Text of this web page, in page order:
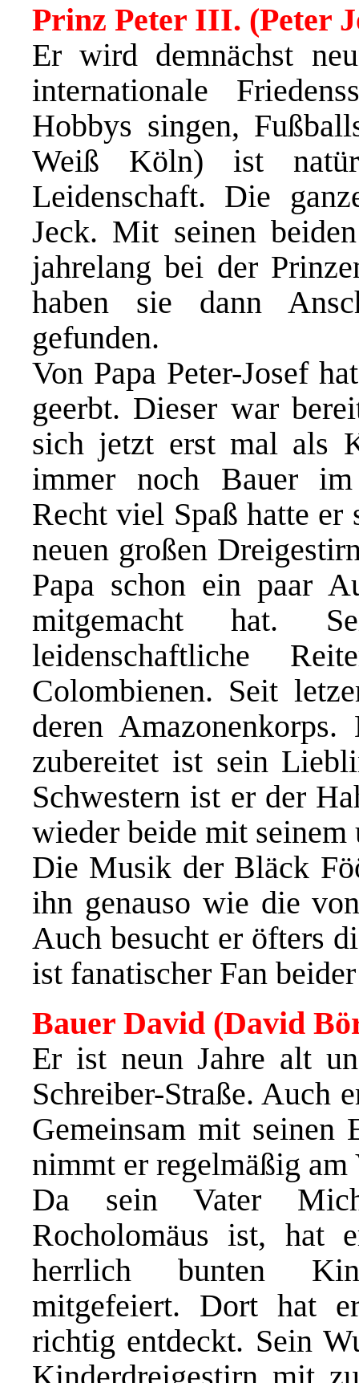
Prinz Peter III. (Peter
Er wird demnächst
internationale
Hobbys singen,
Weiß Köln) ist
Leidenschaft. Die
Jeck. Mit seinen
jahrelang bei der
haben sie dann
gefunden.
Von Papa Peter-Josef
geerbt. Dieser war
sich jetzt erst mal als
immer noch Bauer
Recht viel Spaß hatte
neuen großen
Papa schon ein paar
mitgemacht hat.
leidenschaftliche
Colombienen. Seit
deren
zubereitet ist sein
Schwestern ist er der
wieder beide mit seinem
Die Musik der Bläck
ihn genauso wie die
Auch besucht er öfters
ist fanatischer Fan
Bauer David (David
Er ist neun Jahre alt
Schreiber-Straße. Auch
Gemeinsam mit seinen
nimmt er regelmäßig
Da sein Vater
Rocholomäus ist, hat
herrlich bunten
mitgefeiert. Dort hat
richtig entdeckt. Sein